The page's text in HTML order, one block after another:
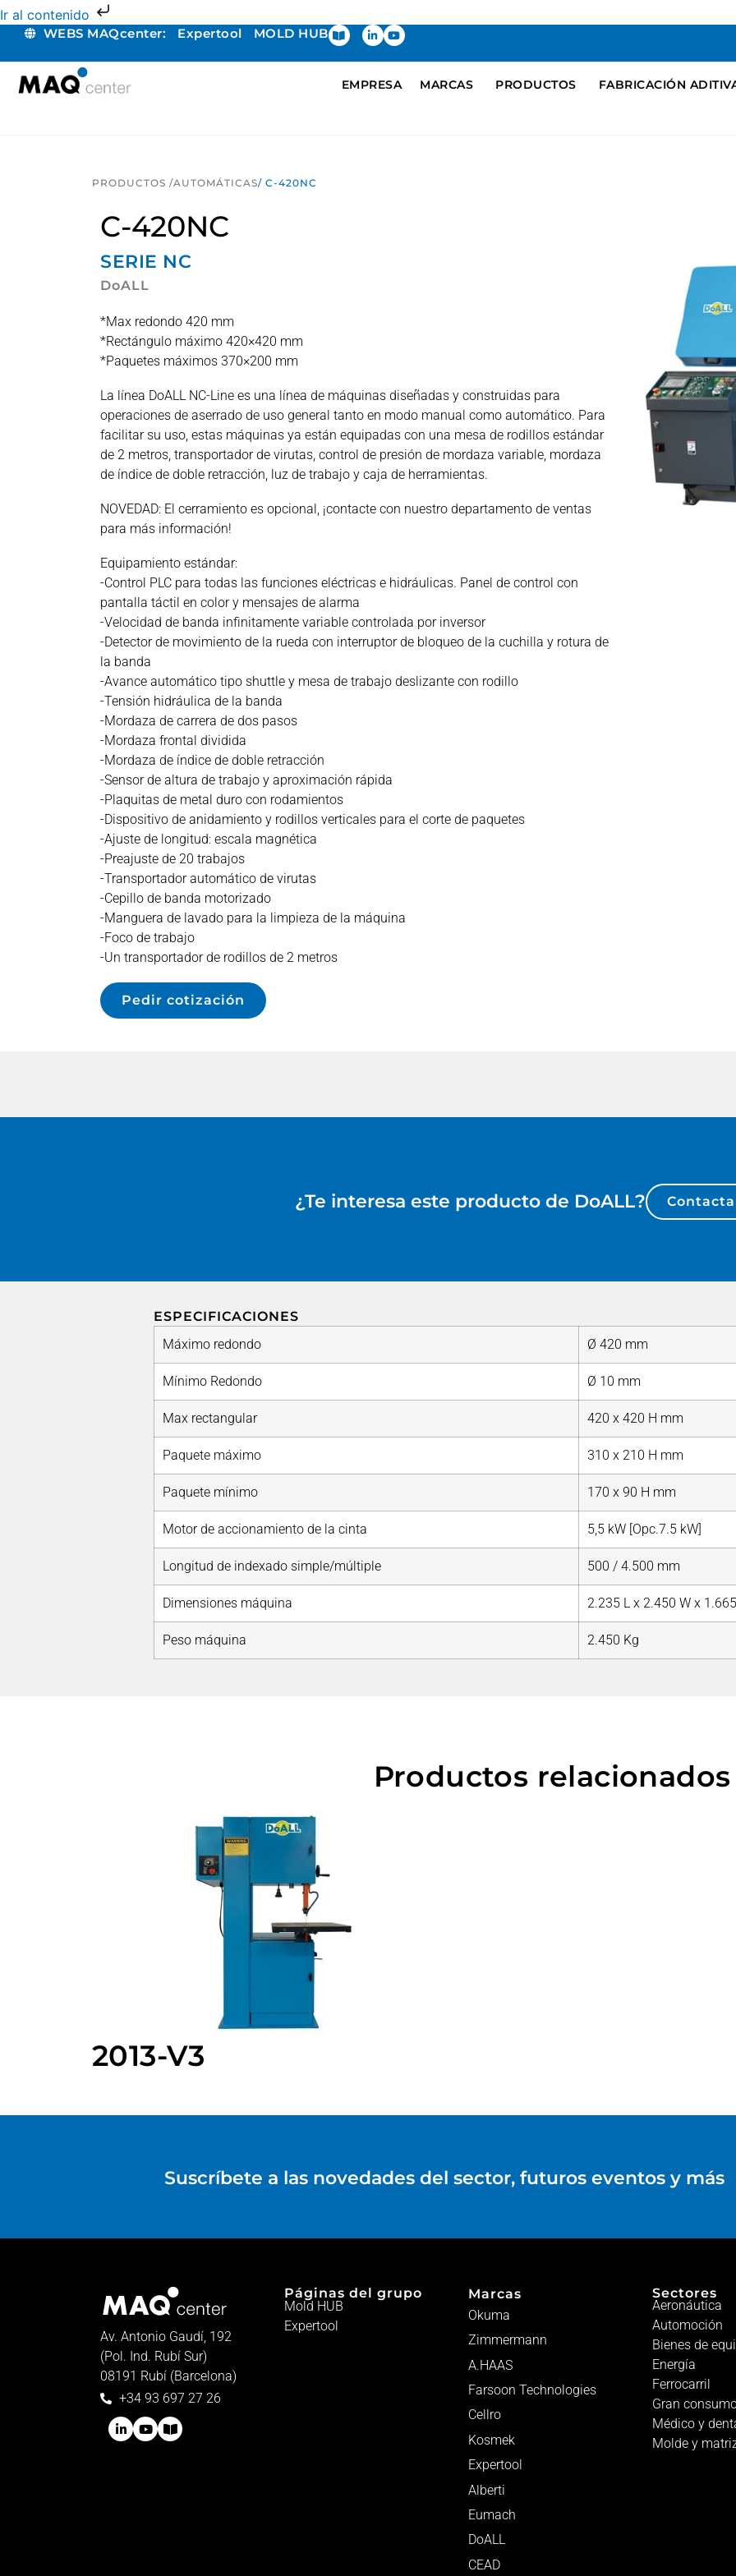
Ir al contenido
WEBS MAQcenter: Expertool MOLD HUB
EMPRESA MARCAS PRODUCTOS FABRICACIÓN
PRODUCTOS /AUTOMÁTICAS/ C-420NC
C-420NC
SERIE NC
DoALL
*Max redondo 420 mm
*Rectángulo máximo 420×420 mm
*Paquetes máximos 370×200 mm
La línea DoALL NC-Line es una línea de máquinas diseñadas y construidas para
operaciones de aserrado de uso general tanto en modo manual como automático. Para
facilitar su uso, estas máquinas ya están equipadas con una mesa de rodillos estándar
de 2 metros, transportador de virutas, control de presión de mordaza variable, mordaza
de índice de doble retracción, luz de trabajo y caja de herramientas.
NOVEDAD: El cerramiento es opcional, ¡contacte con nuestro departamento de ventas
para más información!
Equipamiento estándar:
-Control PLC para todas las funciones eléctricas e hidráulicas. Panel de control con
pantalla táctil en color y mensajes de alarma
-Velocidad de banda infinitamente variable controlada por inversor
-Detector de movimiento de la rueda con interruptor de bloqueo de la cuchilla y rotura de
la banda
-Avance automático tipo shuttle y mesa de trabajo deslizante con rodillo
-Tensión hidráulica de la banda
-Mordaza de carrera de dos pasos
-Mordaza frontal dividida
-Mordaza de índice de doble retracción
-Sensor de altura de trabajo y aproximación rápida
-Plaquitas de metal duro con rodamientos
-Dispositivo de anidamiento y rodillos verticales para el corte de paquetes
-Ajuste de longitud: escala magnética
-Preajuste de 20 trabajos
-Transportador automático de virutas
-Cepillo de banda motorizado
-Manguera de lavado para la limpieza de la máquina
-Foco de trabajo
-Un transportador de rodillos de 2 metros
Pedir cotización
¿Te interesa este producto de DoALL?
ESPECIFICACIONES
Máximo redondo
Ø 420 mm
Mínimo Redondo Ø 10 mm
Max rectangular 420 x 420 H mm
Paquete máximo 310 x 210 H mm
Paquete mínimo 170 x 90 H mm
Motor de accionamiento de la cinta 5,5 kW [Opc.7.5 kW]
Longitud de indexado simple/múltiple 500 / 4.500 mm
Dimensiones máquina 2.235 L x 2.450 W x
Peso máquina 2.450 Kg
Productos relacionados
2013-V3
Suscríbete a las novedades del sector, futuros eventos y más
Av. Antonio Gaudí, 192
(Pol. Ind. Rubí Sur)
08191 Rubí (Barcelona)
+34 93 697 27 26
Páginas del grupo
Mold HUB
Expertool
Marcas
Okuma
Zimmermann
A.HAAS
Farsoon Technologies
Cellro
Kosmek
Expertool
Alberti
Eumach
DoALL
CEAD
Sectores
Aeronáutica
Automoción
Bienes de
Energía
Ferrocarril
Gran
Médico y
Molde y